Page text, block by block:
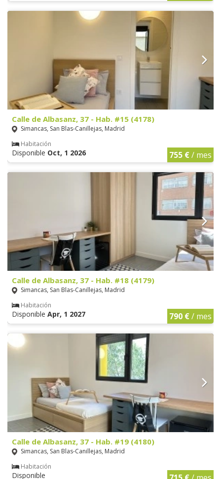
Calle de Albasanz, 37 - Hab. #15 (4178)
Simancas, San Blas-Canillejas, Madrid
Habitación
Disponible Oct, 1 2026 755 €/ mes
Calle de Albasanz, 37 - Hab. #18 (4179)
Simancas, San Blas-Canillejas, Madrid
Habitación
Disponible Apr, 1 2027 790 €/ mes
Calle de Albasanz, 37 - Hab. #19 (4180)
Simancas, San Blas-Canillejas, Madrid
Habitación
Disponible